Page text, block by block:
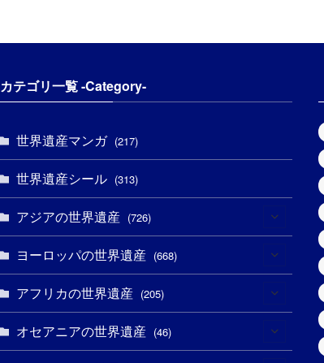
カテゴリ一覧 -Category-
世界遺産マンガ (217)
世界遺産シール (313)
アジアの世界遺産 (726)
(6)
(3)
ヨーロッパの世界遺産 (668)
(4)
(3)
アフリカの世界遺産 (205)
(8)
オセアニアの世界遺産 (46)